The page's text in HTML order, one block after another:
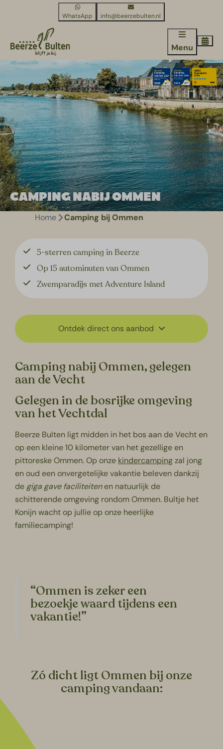
WhatsApp info@beerzebulten.nl
Menu
CAMPING NABIJ OMMEN
Home Camping bij Ommen
5-sterren camping in Beerze
Op 15 autominuten van Ommen
Zwemparadijs met Adventure Island
Ontdek direct ons aanbod
Camping nabij Ommen, gelegen
aan de Vecht
Gelegen in de bosrijke omgeving
van het Vechtdal
Beerze Bulten ligt midden in het bos aan de Vecht en
op een kleine 10 kilometer van het gezellige en
pittoreske Ommen. Op onze kindercampingzal jong
en oud een onvergetelijke vakantie beleven dankzij
degiga gave faciliteitenen natuurlijk de
schitterende omgeving rondom Ommen. Bultje het
Konijn wacht op jullie op onze heerlijke
familiecamping!
“Ommen is zeker een
bezoekje waard tijdens een
vakantie!”
Zó dicht ligt Ommen bij onze
camping vandaan: